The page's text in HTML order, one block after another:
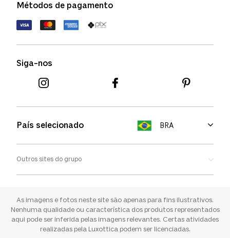
FAQs
Política de devolução
Termos de uso
Métodos de pagamento
Siga-nos
País selecionado BRA
Outros sites do grupo
Ray-ban
Sunglass Hut
As imagens e fotos neste site são apenas para fins ilustrativos.
Nenhuma qualidade ou característica dos produtos representados
aqui pode ser inferida pelas imagens relevantes. Certas atividades
realizadas pela Luxottica podem ser licenciadas.